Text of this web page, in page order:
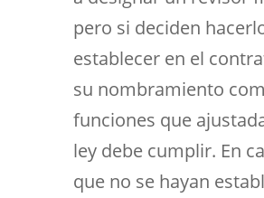
pero si deciden
establecer en el
su nombramiento
funciones que
ley debe cumplir. En
que no se hayan